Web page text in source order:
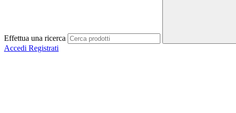
Effettua una ricerca
Accedi Registrati